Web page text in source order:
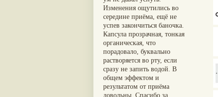
Кунжутное масло (3)
Кутаджа(3)
Кширабала(3)
Лив 52(3)
more...
Укроп пахучий(16)
Дашамула(15)
Лодхра(14)
Моринга(14)
Перец кубеба(14)
Сахарный тростник
Бхунимба/Андрографис
метельчатый(13)
Гвоздика(13)
Кассия трубчатая(13)
Мезуя железная(13)
Изменения ощутились во
середине приёма, ещё не
успев закончиться баночка.
Капсула прозрачная, тонкая
органическая, что
порадовало, буквально
растворяется во рту, если
сразу не запить водой. В
общем эффектом и
результатом от приёма
довольны. Спасибо за